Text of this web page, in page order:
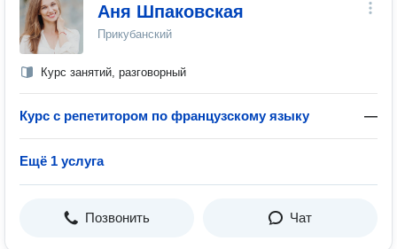
Аня Шпаковская
Прикубанский
Курс занятий, разговорный
Курс с репетитором по французскому языку —
Ещё 1 услуга
Позвонить Чат